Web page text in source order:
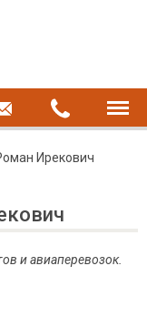
Ирекович
и авиаперевозок.